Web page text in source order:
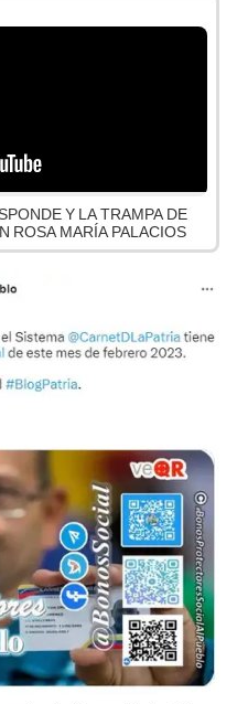
Y LA TRAMPA DE
ROSA MARÍA PALACIOS